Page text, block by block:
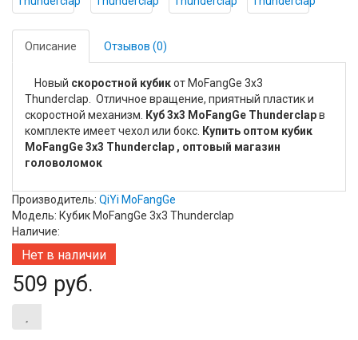
Описание Отзывов (0)
Новый скоростной кубикот MoFangGe 3x3
Thunderclap. Отличное вращение, приятный пластик и
скоростной механизм.
Куб 3x3 MoFangGe Thunderclapв
комплекте имеет чехол или бокс. Купить оптом кубик
MoFangGe 3x3 Thunderclap , оптовый магазин
головоломок
Производитель: QiYi MoFangGe
Модель: Кубик MoFangGe 3x3 Thunderclap
Наличие:
Нет в наличии
509 руб.